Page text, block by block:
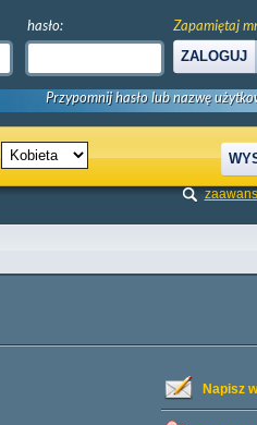
hasło:
ZALOGUJ
Zapamiętaj
Przypomnij hasło lub nazwę
Napisz